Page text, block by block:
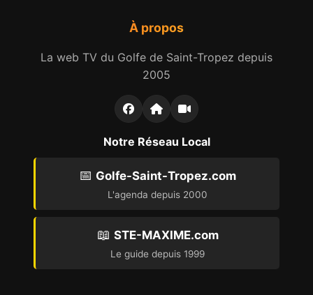
À propos
La web TV du Golfe de Saint-Tropez depuis
2005
Notre Réseau Local
📅 Golfe-Saint-Tropez.com
L'agenda depuis 2000
📖 STE-MAXIME.com
Le guide depuis 1999